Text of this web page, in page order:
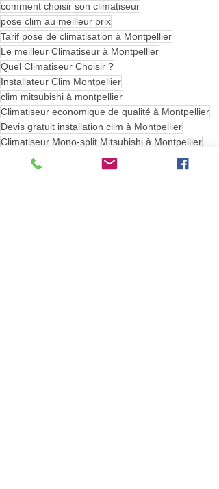
comment choisir son climatiseur
pose clim au meilleur prix
Tarif pose de climatisation à Montpellier
Le meilleur Climatiseur à Montpellier
Quel Climatiseur Choisir ?
Installateur Clim Montpellier
clim mitsubishi à montpellier
Climatiseur economique de qualité à Montpellier
Devis gratuit installation clim à Montpellier
Climatiseur Mono-split Mitsubishi à Montpellier
Climatisation performante à Montpellier